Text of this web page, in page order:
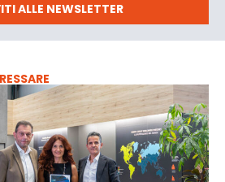
ALLE NEWSLETTER